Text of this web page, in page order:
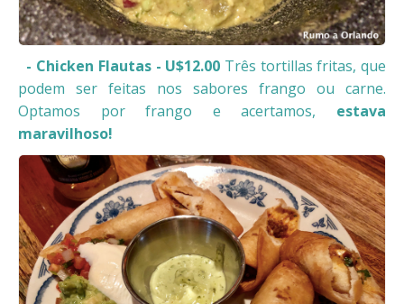
- Chicken Flautas - U$12.00 Três tortillas fritas, que
podem ser feitas nos sabores frango ou carne.
Optamos por frango e acertamos, estava
maravilhoso!